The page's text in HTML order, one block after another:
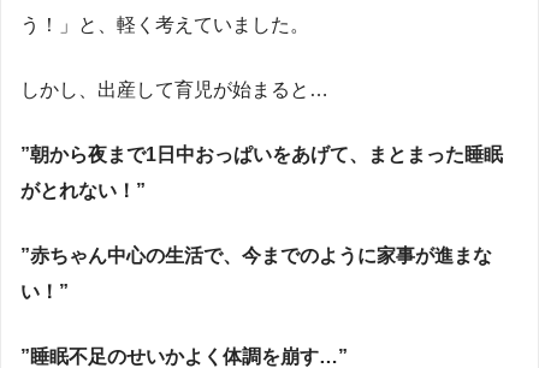
う！」と、軽く考えていました。
しかし、出産して育児が始まると…
”朝から夜まで1日中おっぱいをあげて、まとまった睡眠
がとれない！”
”赤ちゃん中心の生活で、今までのように家事が進まな
い！”
”睡眠不足のせいかよく体調を崩す…”